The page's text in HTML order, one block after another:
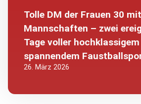
Tolle DM der Frauen 30
Mannschaften – zwei
Tage voller
spannendem
26. März 2026